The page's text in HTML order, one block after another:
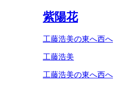
紫陽花
工藤浩美の東へ西へ
工藤浩美
工藤浩美の東へ西へ